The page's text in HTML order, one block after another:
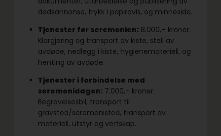
dødsannonse, trykk i papiravis, og minneside.
Tjenester før seremonien: 8.000,– kroner.
Klargjøring og transport av kiste, stell av
avdøde, nedlegg i kiste, hygienemateriell, og
henting av avdøde.
Tjenester i forbindelse med
seremonidagen: 7.000,– kroner.
Begravelsesbil, transport til
gravsted/seremonisted, transport av
materiell, utstyr og vertskap.